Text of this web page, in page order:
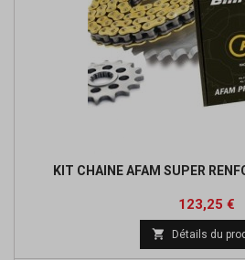
KIT CHAINE AFAM SUPER
Prix
123,25 €
 Détails du